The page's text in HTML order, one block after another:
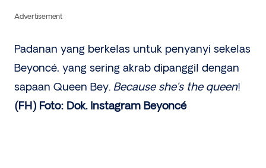
Advertisement
Padanan yang berkelas untuk penyanyi sekelas
Beyoncé, yang sering akrab dipanggil dengan
sapaan Queen Bey. Because she’s the queen!
(FH) Foto: Dok. Instagram Beyoncé